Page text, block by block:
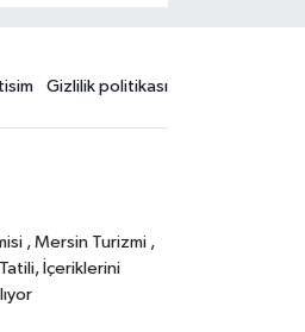
Gizlilik politikası
, Mersin Turizmi ,
İçeriklerini